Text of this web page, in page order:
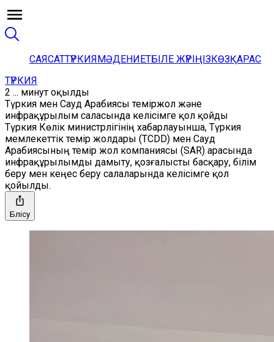
САЯСАТТҮРКИЯМӘДЕНИЕТБІЛЕ ЖҮРІҢІЗКӨЗҚАРАС
ТҮРКИЯ
2 ... минут оқылды
Түркия мен Сауд Арабиясы теміржол және
инфрақұрылым саласында келісімге қол қойды
Түркия Көлік министрлігінің хабарлауынша, Түркия
мемлекеттік темір жолдары (TCDD) мен Сауд
Арабиясының темір жол компаниясы (SAR) арасында
инфрақұрылымды дамыту, қозғалысты басқару, білім
беру мен кеңес беру салаларында келісімге қол
қойылды.
Бөлісу